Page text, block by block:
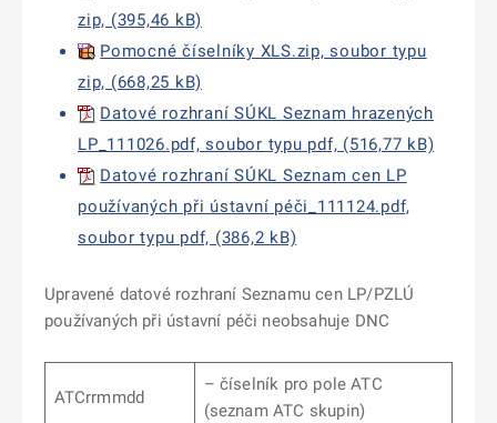
zip, (395,46 kB)
Pomocné číselníky XLS.zip, soubor typu
zip, (668,25 kB)
Datové rozhraní SÚKL Seznam hrazených
LP_111026.pdf, soubor typu pdf, (516,77 kB)
Datové rozhraní SÚKL Seznam cen LP
používaných při ústavní péči_111124.pdf,
soubor typu pdf, (386,2 kB)
Upravené datové rozhraní Seznamu cen LP/PZLÚ
používaných při ústavní péči neobsahuje DNC
ATCrrmmdd
– číselník pro pole ATC
(seznam ATC skupin)